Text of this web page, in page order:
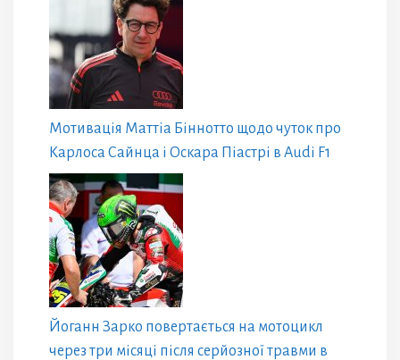
Мотивація Маттіа Біннотто щодо чуток про
Карлоса Сайнца і Оскара Піастрі в Audi F1
Йоганн Зарко повертається на мотоцикл
через три місяці після серйозної травми в